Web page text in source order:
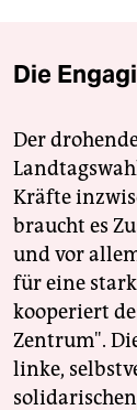
Die
Der
Kräfte
braucht es
und vor
für eine
kooperiert
Zentrum".
linke,